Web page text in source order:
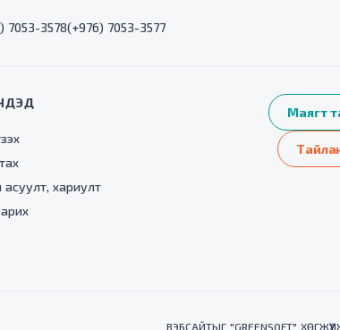
7053-3578(+976) 7053-3577
асуулт, хариулт
Маягт
Тайлан
ВЭБСАЙТЫГ "GREENSOFT"